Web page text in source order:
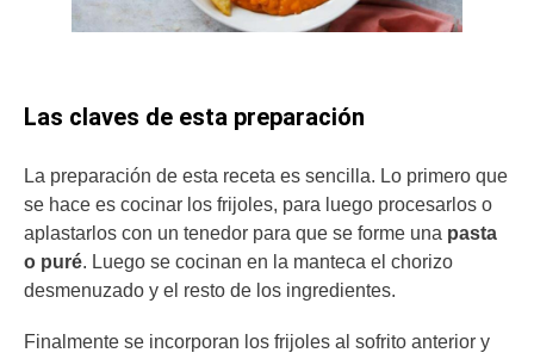
Las claves de esta preparación
La preparación de esta receta es sencilla. Lo primero que
se hace es cocinar los frijoles, para luego procesarlos o
aplastarlos con un tenedor para que se forme una pasta
o puré. Luego se cocinan en la manteca el chorizo
desmenuzado y el resto de los ingredientes.
Finalmente se incorporan los frijoles al sofrito anterior y